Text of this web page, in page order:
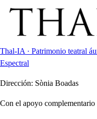
Thal-IA · Patrimonio teatral
Espectral
Dirección: Sònia Boadas
Con el apoyo complementario